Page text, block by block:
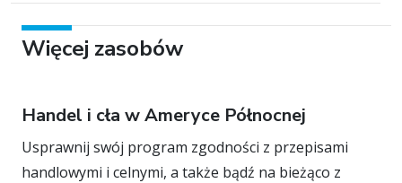
Więcej zasobów
Handel i cła w Ameryce Północnej
Usprawnij swój program zgodności z przepisami
handlowymi i celnymi, a także bądź na bieżąco z